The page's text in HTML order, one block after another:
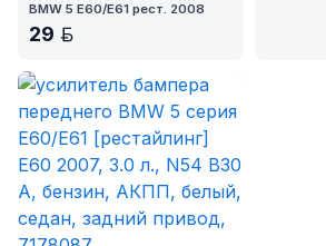
BMW 5 E60/E61 рест. 2008
29